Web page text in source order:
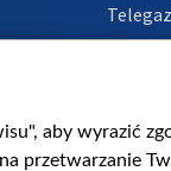
aby wyrazić
przetwarzanie